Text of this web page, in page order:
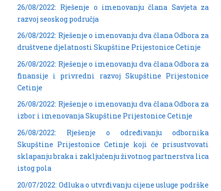
26/08/2022: Rješenje o imenovanju člana Savjeta za
razvoj seoskog područja
26/08/2022: Rješenje o imenovanju dva člana Odbora za
društvene djelatnosti Skupštine Prijestonice Cetinje
26/08/2022: Rješenje o imenovanju dva člana Odbora za
finansije i privredni razvoj Skupštine Prijestonice
Cetinje
26/08/2022: Rješenje o imenovanju dva člana Odbora za
izbor i imenovanja Skupštine Prijestonice Cetinje
26/08/2022: Rješenje o određivanju odbornika
Skupštine Prijestonice Cetinje koji će prisustvovati
sklapanju braka i zaključenju životnog partnerstva lica
istog pola
20/07/2022: Odluka o utvrđivanju cijene usluge podrške